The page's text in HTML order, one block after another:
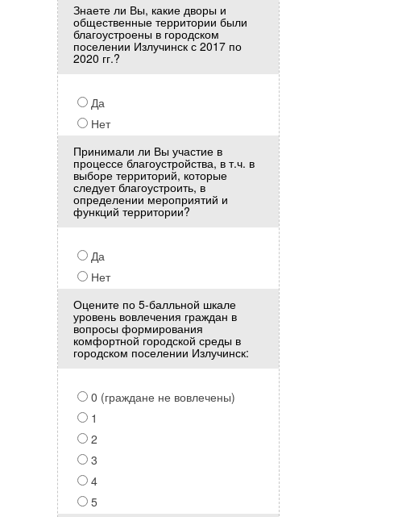
Знаете ли Вы, какие дворы и
общественные территории были
благоустроены в городском
поселении Излучинск с 2017 по
2020 гг.?
Да
Нет
Принимали ли Вы участие в
процессе благоустройства, в т.ч. в
выборе территорий, которые
следует благоустроить, в
определении мероприятий и
функций территории?
Да
Нет
Оцените по 5-балльной шкале
уровень вовлечения граждан в
вопросы формирования
комфортной городской среды в
городском поселении Излучинск:
0 (граждане не вовлечены)
1
2
3
4
5